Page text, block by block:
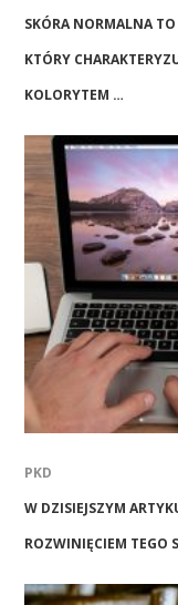
SKÓRA NORMALNA
KTÓRY
KOLORYTEM …
PKD
W DZISIEJSZYM
ROZWINIĘCIEM TEGO